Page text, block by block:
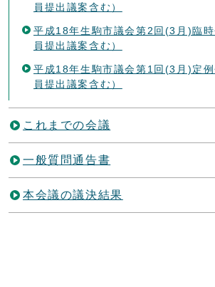
員提出議案含む）
平成18年生駒市議会第2回(3月)臨
員提出議案含む）
平成18年生駒市議会第1回(3月)定
員提出議案含む）
これまでの会議
一般質問通告書
本会議の議決結果